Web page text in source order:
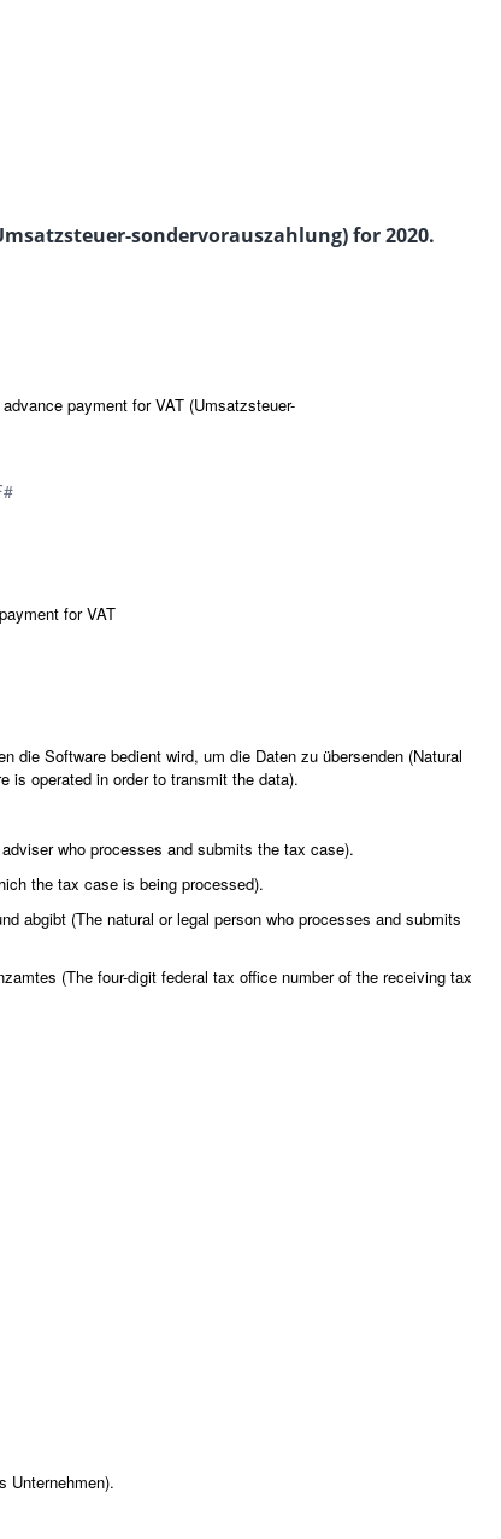
sondervorauszahlung) for 2020.
payment for VAT (Umsatzsteuer-
for VAT
die Software bedient wird, um die Daten zu übersenden (Natural
is operated in order to transmit the data).
who processes and submits the tax case).
the tax case is being processed).
abgibt (The natural or legal person who processes and submits
(The four-digit federal tax office number of the receiving tax
Unternehmen).